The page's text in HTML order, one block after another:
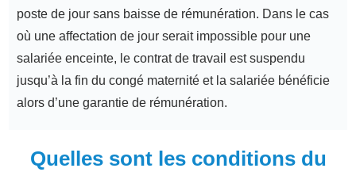
poste de jour sans baisse de rémunération. Dans le cas
où une affectation de jour serait impossible pour une
salariée enceinte, le contrat de travail est suspendu
jusqu’à la fin du congé maternité et la salariée bénéficie
alors d’une garantie de rémunération.
Quelles sont les conditions du